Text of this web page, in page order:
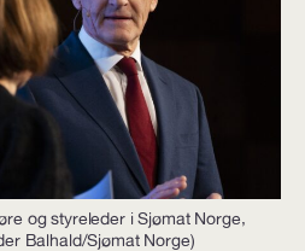
og styreleder i Sjømat Norge,
Balhald/Sjømat Norge)